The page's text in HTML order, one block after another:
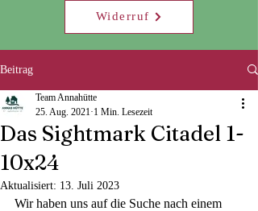
Widerruf
Beitrag
Das Sightmark Citadel 1-
10x24
Team Annahütte
25. Aug. 2021 1 Min. Lesezeit
Aktualisiert: 13. Juli 2023
Wir haben uns auf die Suche nach einem